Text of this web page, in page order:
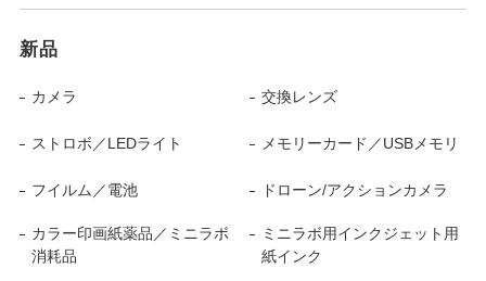
新品
カメラ 交換レンズ
ストロボ／LEDライト メモリーカード／USBメモリ
フイルム／電池 ドローン/アクションカメラ
カラー印画紙薬品／ミニラボ
消耗品
ミニラボ用インクジェット用
紙インク